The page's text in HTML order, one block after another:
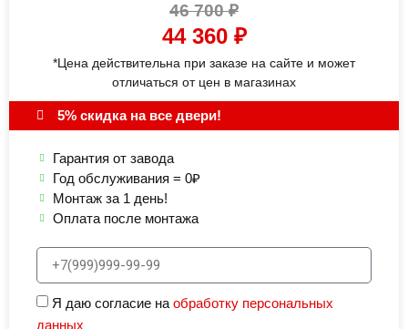
46 700₽
44 360 ₽
*Цена действительна при заказе на сайте и может
отличаться от цен в магазинах
5% скидка на все двери!
Гарантия от завода
Год обслуживания = 0₽
Монтаж за 1 день!
Оплата после монтажа
Я даю согласие наобработку персональных
данных